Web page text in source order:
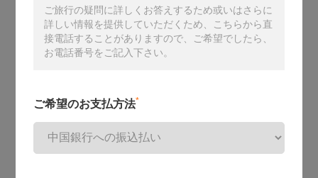
ご旅行の疑問に詳しくお答えするため或いはさらに
詳しい情報を提供していただくため、こちらから直
接電話することがありますので、ご希望でしたら、
お電話番号をご記入下さい。
ご希望のお支払方法*